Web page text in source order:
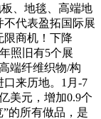
、地毯、高端地
代表盈拓国际展
限商机！下降
照旧有5个展
端纤维织物/构
来历地。1月-7
美元，增加0.9个
的所有做品，是